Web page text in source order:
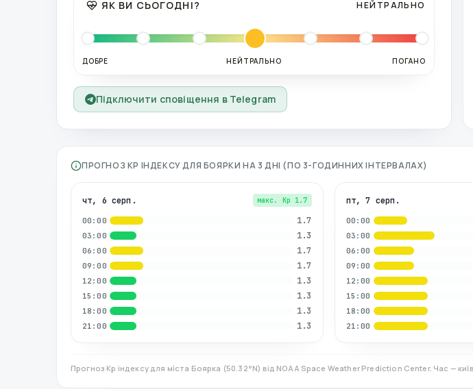
ЯК ВИ СЬОГОДНІ? НЕЙТРАЛЬНО
ДОБРЕ НЕЙТРАЛЬНО ПОГАНО
Підключити сповіщення в Telegram
ПРОГНОЗ KP ІНДЕКСУ ДЛЯ БОЯРКИ НА 3 ДНІ (ПО 3-ГОДИННИХ ІНТЕРВАЛАХ)
чт, 6 серп. макс. Kp 1.7
00:00 1.7
03:00 1.3
06:00 1.7
09:00 1.7
12:00 1.3
15:00 1.3
18:00 1.3
21:00 1.3
пт, 7 серп.
00:00
03:00
06:00
09:00
12:00
15:00
18:00
21:00
Прогноз Kp індексу для міста Боярка (50.32°N) від NOAA Space Weather Prediction Center. Час —